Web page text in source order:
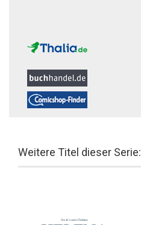
Weitere Titel dieser Serie: